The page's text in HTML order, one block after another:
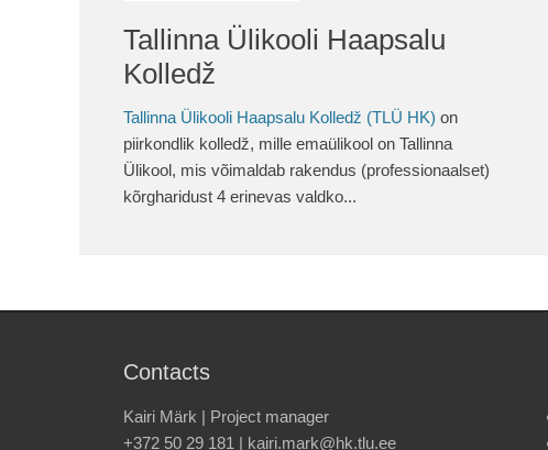
Tallinna Ülikooli Haapsalu
Kolledž
Tallinna Ülikooli Haapsalu Kolledž (TLÜ HK) on
piirkondlik kolledž, mille emaülikool on Tallinna
Ülikool, mis võimaldab rakendus (professionaalset)
kõrgharidust 4 erinevas valdko...
Contacts
Kairi Märk | Project manager
+372 50 29 181 | kairi.mark@hk.tlu.ee